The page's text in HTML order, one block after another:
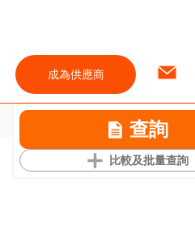
成為供應商
查詢
比較及批量查詢